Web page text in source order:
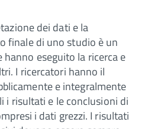
dei dati e la
finale di uno studio è un
eseguito la ricerca e
I ricercatori hanno il
e integralmente
i risultati e le conclusioni di
i dati grezzi. I risultati